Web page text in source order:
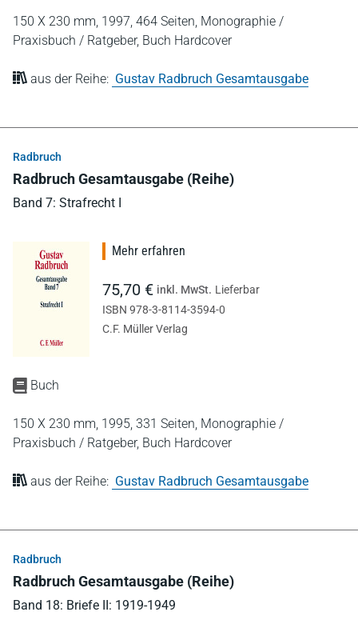
150 X 230 mm, 1997, 464 Seiten, Monographie /
Praxisbuch / Ratgeber, Buch Hardcover
aus der Reihe: Gustav Radbruch Gesamtausgabe
Radbruch
Radbruch Gesamtausgabe (Reihe)
Band 7: Strafrecht I
Buch
150 X 230 mm, 1995, 331 Seiten, Monographie /
Praxisbuch / Ratgeber, Buch Hardcover
aus der Reihe: Gustav Radbruch Gesamtausgabe
Mehr erfahren
75,70 € inkl. MwSt. Lieferbar
ISBN 978-3-8114-3594-0
C.F. Müller Verlag
Radbruch
Radbruch Gesamtausgabe (Reihe)
Band 18: Briefe II: 1919-1949